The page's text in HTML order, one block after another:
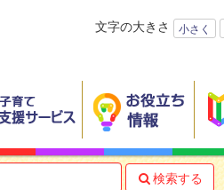
文字の大きさ 小さく
 検索する